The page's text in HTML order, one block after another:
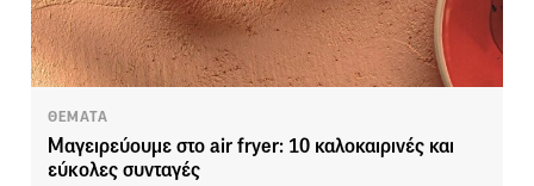
ΘΕΜΑΤΑ
Μαγειρεύουμε στο air fryer: 10 καλοκαιρινές και
εύκολες συνταγές